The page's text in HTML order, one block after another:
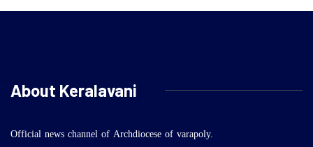
About Keralavani
Official news channel of Archdiocese of varapoly.